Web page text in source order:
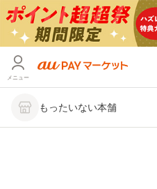
メニュー
もったいない本舗